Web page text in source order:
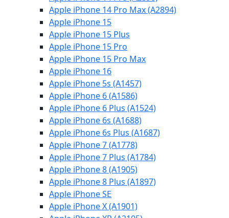
Apple iPhone 14 Pro Max (A2894)
Apple iPhone 15
Apple iPhone 15 Plus
Apple iPhone 15 Pro
Apple iPhone 15 Pro Max
Apple iPhone 16
Apple iPhone 5s (A1457)
Apple iPhone 6 (A1586)
Apple iPhone 6 Plus (A1524)
Apple iPhone 6s (A1688)
Apple iPhone 6s Plus (A1687)
Apple iPhone 7 (A1778)
Apple iPhone 7 Plus (A1784)
Apple iPhone 8 (A1905)
Apple iPhone 8 Plus (A1897)
Apple iPhone SE
Apple iPhone X (A1901)